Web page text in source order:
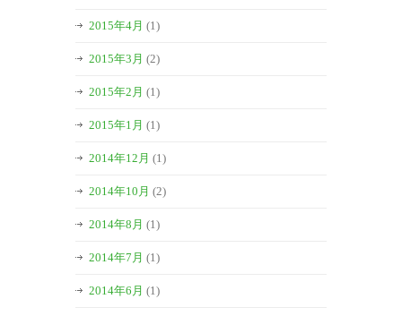
2015年4月 (1)
2015年3月 (2)
2015年2月 (1)
2015年1月 (1)
2014年12月 (1)
2014年10月 (2)
2014年8月 (1)
2014年7月 (1)
2014年6月 (1)